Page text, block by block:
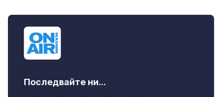
Последвайте ни...